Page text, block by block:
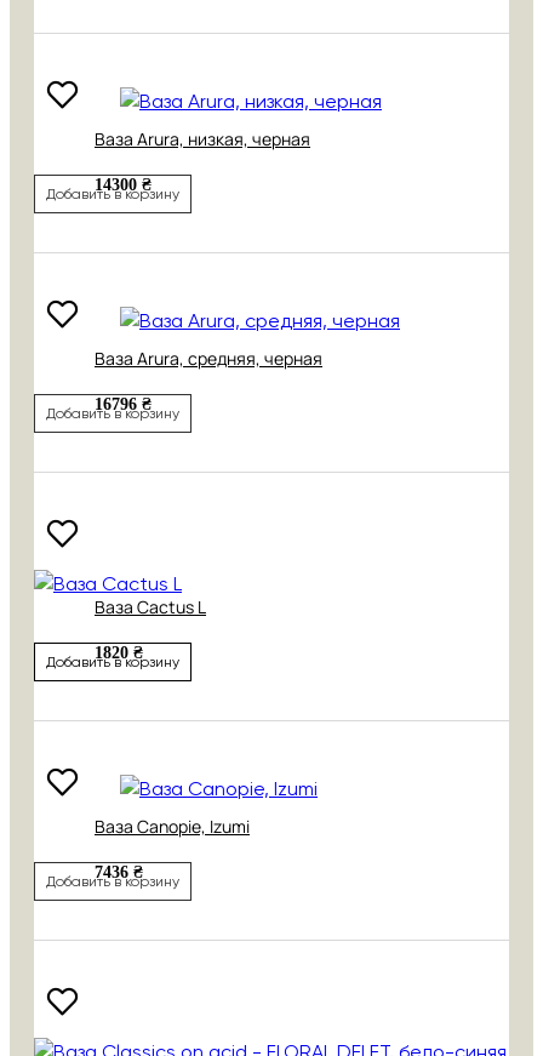
Ваза Arura, низкая, черная
14300 ₴
Добавить в корзину
Ваза Arura, средняя, черная
16796 ₴
Добавить в корзину
Ваза Cactus L
1820 ₴
Добавить в корзину
Ваза Canopie, Izumi
7436 ₴
Добавить в корзину